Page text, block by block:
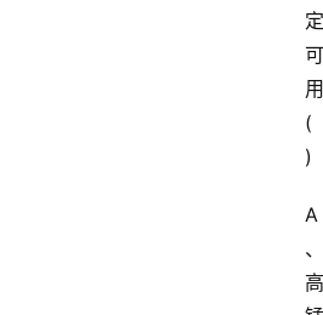
定
可
用
(
)
A
、
高